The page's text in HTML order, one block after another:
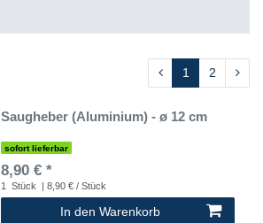
1 2
Saugheber (Aluminium) - ø 12 cm
sofort lieferbar
8,90 € *
1 Stück | 8,90 € / Stück
In den Warenkorb